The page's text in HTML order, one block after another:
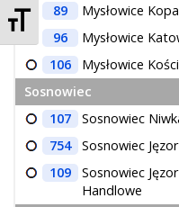
Zmień rozmiar
89
Mysłowice
96
Mysłowice
106
Mysłowice
Sosnowiec
107
Sosnowiec
754
Sosnowiec
109
Sosnowiec
Handlowe